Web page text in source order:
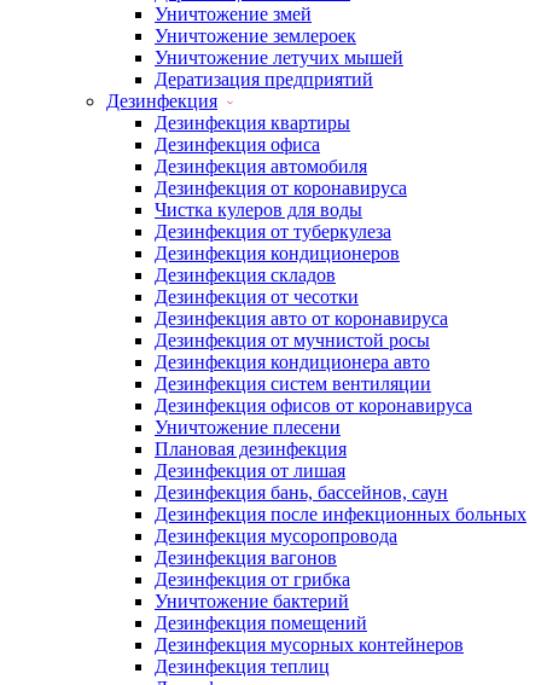
Уничтожение змей
Уничтожение землероек
Уничтожение летучих мышей
Дератизация предприятий
Дезинфекция
Дезинфекция квартиры
Дезинфекция офиса
Дезинфекция автомобиля
Дезинфекция от коронавируса
Чистка кулеров для воды
Дезинфекция от туберкулеза
Дезинфекция кондиционеров
Дезинфекция складов
Дезинфекция от чесотки
Дезинфекция авто от коронавируса
Дезинфекция от мучнистой росы
Дезинфекция кондиционера авто
Дезинфекция систем вентиляции
Дезинфекция офисов от коронавируса
Уничтожение плесени
Плановая дезинфекция
Дезинфекция от лишая
Дезинфекция бань, бассейнов, саун
Дезинфекция после инфекционных больных
Дезинфекция мусоропровода
Дезинфекция вагонов
Дезинфекция от грибка
Уничтожение бактерий
Дезинфекция помещений
Дезинфекция мусорных контейнеров
Дезинфекция теплиц